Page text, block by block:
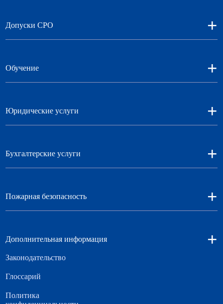
Допуски СРО +
Обучение +
Юридические услуги +
Бухгалтерские услуги +
Пожарная безопасность +
Дополнительная информация +
Законодательство
Глоссарий
Политика